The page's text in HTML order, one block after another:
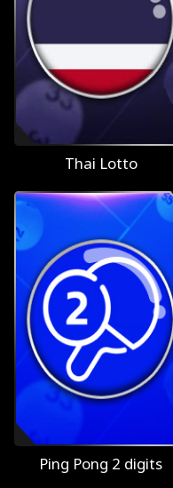
Thai Lotto
Ping Pong 2 digits